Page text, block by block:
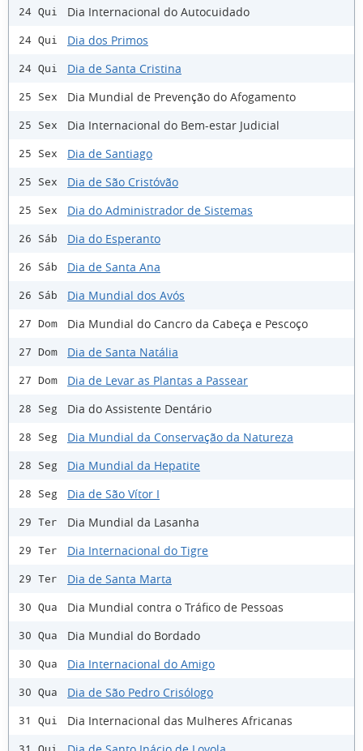
24 Qui Dia Internacional do Autocuidado
24 Qui Dia dos Primos
24 Qui Dia de Santa Cristina
25 Sex Dia Mundial de Prevenção do Afogamento
25 Sex Dia Internacional do Bem-estar Judicial
25 Sex Dia de Santiago
25 Sex Dia de São Cristóvão
25 Sex Dia do Administrador de Sistemas
26 Sáb Dia do Esperanto
26 Sáb Dia de Santa Ana
26 Sáb Dia Mundial dos Avós
27 Dom Dia Mundial do Cancro da Cabeça e Pescoço
27 Dom Dia de Santa Natália
27 Dom Dia de Levar as Plantas a Passear
28 Seg Dia do Assistente Dentário
28 Seg Dia Mundial da Conservação da Natureza
28 Seg Dia Mundial da Hepatite
28 Seg Dia de São Vítor I
29 Ter Dia Mundial da Lasanha
29 Ter Dia Internacional do Tigre
29 Ter Dia de Santa Marta
30 Qua Dia Mundial contra o Tráfico de Pessoas
30 Qua Dia Mundial do Bordado
30 Qua Dia Internacional do Amigo
30 Qua Dia de São Pedro Crisólogo
31 Qui Dia Internacional das Mulheres Africanas